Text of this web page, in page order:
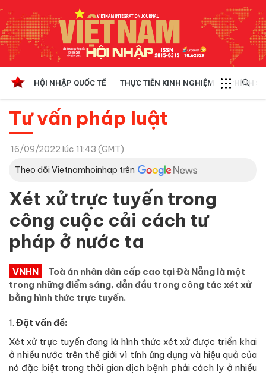
HỘI NHẬP QUỐC TẾ THỰC TIỄN KINH NGHIỆM CHÍNH
Tư vấn pháp luật
16/09/2022 lúc 11:43 (GMT)
Theo dõi Vietnamhoinhap trên
Xét xử trực tuyến trong
công cuộc cải cách tư
pháp ở nước ta
VNHN
Toà án nhân dân cấp cao tại Đà Nẵng là một
trong những điểm sáng, dẫn đầu trong công tác xét xử
bằng hình thức trực tuyến.
1. Đặt vấn đề:
Xét xử trực tuyến đang là hình thức xét xử được triển khai
ở nhiều nước trên thế giới vì tính ứng dụng và hiệu quả của
nó đặc biệt trong thời gian dịch bệnh phải cách ly ở nhiều